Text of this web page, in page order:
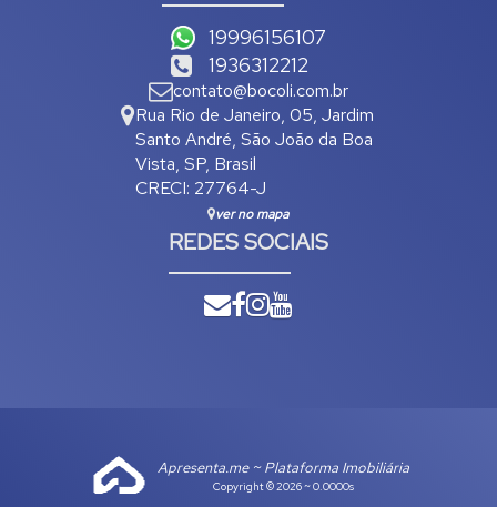
19996156107
1936312212
contato@bocoli.com.br
Rua Rio de Janeiro, 05, Jardim
Santo André, São João da Boa
Vista, SP, Brasil
CRECI: 27764-J
ver no mapa
REDES SOCIAIS
Apresenta.me ~ Plataforma Imobiliária
Copyright © 2026 ~ 0.0000s